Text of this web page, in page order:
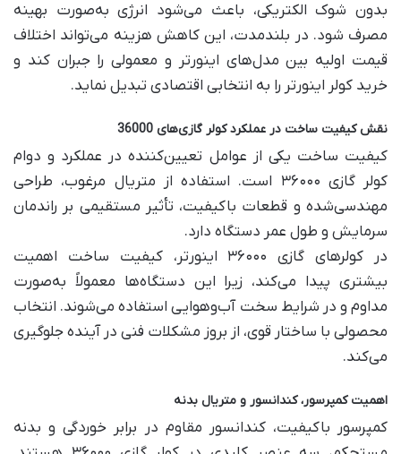
بدون شوک الکتریکی، باعث می‌شود انرژی به‌صورت بهینه
مصرف شود. در بلندمدت، این کاهش هزینه می‌تواند اختلاف
قیمت اولیه بین مدل‌های اینورتر و معمولی را جبران کند و
خرید کولر اینورتر را به انتخابی اقتصادی تبدیل نماید.
نقش کیفیت ساخت در عملکرد کولر گازی‌های 36000
کیفیت ساخت یکی از عوامل تعیین‌کننده در عملکرد و دوام
کولر گازی ۳۶۰۰۰ است. استفاده از متریال مرغوب، طراحی
مهندسی‌شده و قطعات باکیفیت، تأثیر مستقیمی بر راندمان
سرمایش و طول عمر دستگاه دارد.
در کولرهای گازی ۳۶۰۰۰ اینورتر، کیفیت ساخت اهمیت
بیشتری پیدا می‌کند، زیرا این دستگاه‌ها معمولاً به‌صورت
مداوم و در شرایط سخت آب‌وهوایی استفاده می‌شوند. انتخاب
محصولی با ساختار قوی، از بروز مشکلات فنی در آینده جلوگیری
می‌کند.
اهمیت کمپرسور، کندانسور و متریال بدنه
کمپرسور باکیفیت، کندانسور مقاوم در برابر خوردگی و بدنه